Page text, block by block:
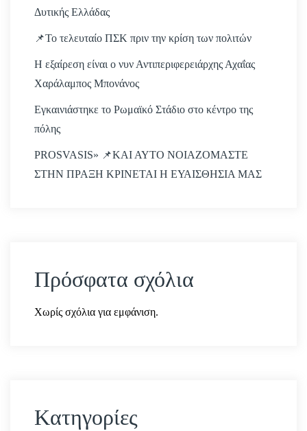
Δυτικής Ελλάδας
📌Το τελευταίο ΠΣΚ πριν την κρίση των πολιτών
Η εξαίρεση είναι ο νυν Αντιπεριφερειάρχης Αχαΐας
Χαράλαμπος Μπονάνος
Εγκαινιάστηκε το Ρωμαϊκό Στάδιο στο κέντρο της
πόλης
PROSVASIS» 📌ΚΑΙ ΑΥΤΟ ΝΟΙΑΖΟΜΑΣΤΕ
ΣΤΗΝ ΠΡΑΞΗ ΚΡΙΝΕΤΑΙ Η ΕΥΑΙΣΘΗΣΙΑ ΜΑΣ
Πρόσφατα σχόλια
Χωρίς σχόλια για εμφάνιση.
Kατηγορίες